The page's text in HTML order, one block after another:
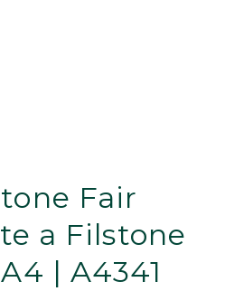
Fair
a Filstone
| A4341